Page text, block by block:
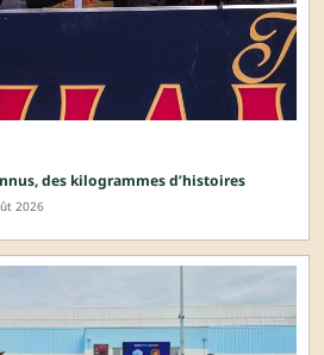
des kilogrammes d’histoires
2026